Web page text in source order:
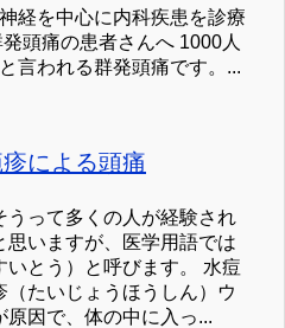
経を中心に内科疾患を診療
頭痛の患者さんへ 1000人
言われる群発頭痛です。...
による頭痛
うって多くの人が経験され
思いますが、医学用語では
いとう）と呼びます。 水痘
（たいじょうほうしん）ウ
原因で、体の中に入っ...